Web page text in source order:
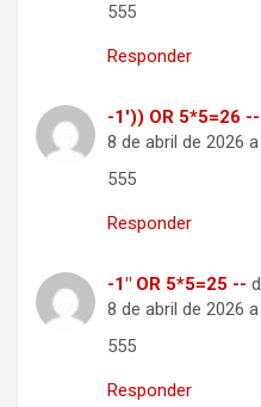
555
Responder
-1')) OR 5*5=26 --
8 de abril de 2026
555
Responder
-1" OR 5*5=25 --
8 de abril de 2026
555
Responder